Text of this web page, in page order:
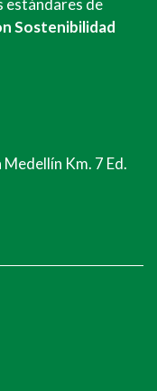
estándares de
Sostenibilidad
Km. 7 Ed.